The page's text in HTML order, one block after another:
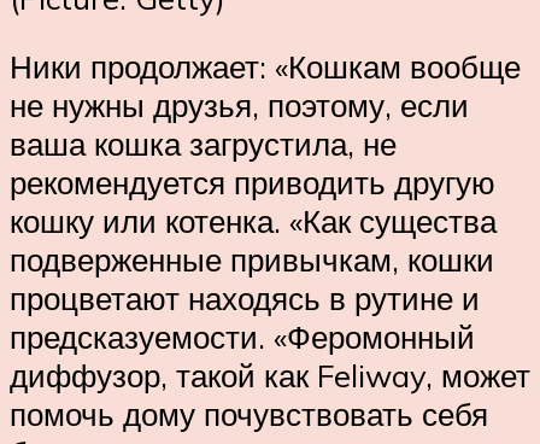
Ники продолжает: «Кошкам вообще
не нужны друзья, поэтому, если
ваша кошка загрустила, не
рекомендуется приводить другую
кошку или котенка. «Как существа
подверженные привычкам, кошки
процветают находясь в рутине и
предсказуемости. «Феромонный
диффузор, такой как Feliway, может
помочь дому почувствовать себя